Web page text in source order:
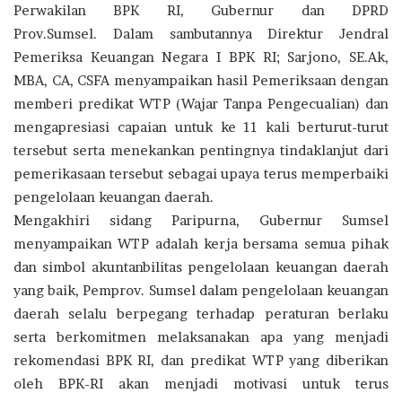
Perwakilan BPK RI, Gubernur dan DPRD
Prov.Sumsel. Dalam sambutannya Direktur Jendral
Pemeriksa Keuangan Negara I BPK RI; Sarjono, SE.Ak,
MBA, CA, CSFA menyampaikan hasil Pemeriksaan dengan
memberi predikat WTP (Wajar Tanpa Pengecualian) dan
mengapresiasi capaian untuk ke 11 kali berturut-turut
tersebut serta menekankan pentingnya tindaklanjut dari
pemerikasaan tersebut sebagai upaya terus memperbaiki
pengelolaan keuangan daerah.
Mengakhiri sidang Paripurna, Gubernur Sumsel
menyampaikan WTP adalah kerja bersama semua pihak
dan simbol akuntanbilitas pengelolaan keuangan daerah
yang baik, Pemprov. Sumsel dalam pengelolaan keuangan
daerah selalu berpegang terhadap peraturan berlaku
serta berkomitmen melaksanakan apa yang menjadi
rekomendasi BPK RI, dan predikat WTP yang diberikan
oleh BPK-RI akan menjadi motivasi untuk terus